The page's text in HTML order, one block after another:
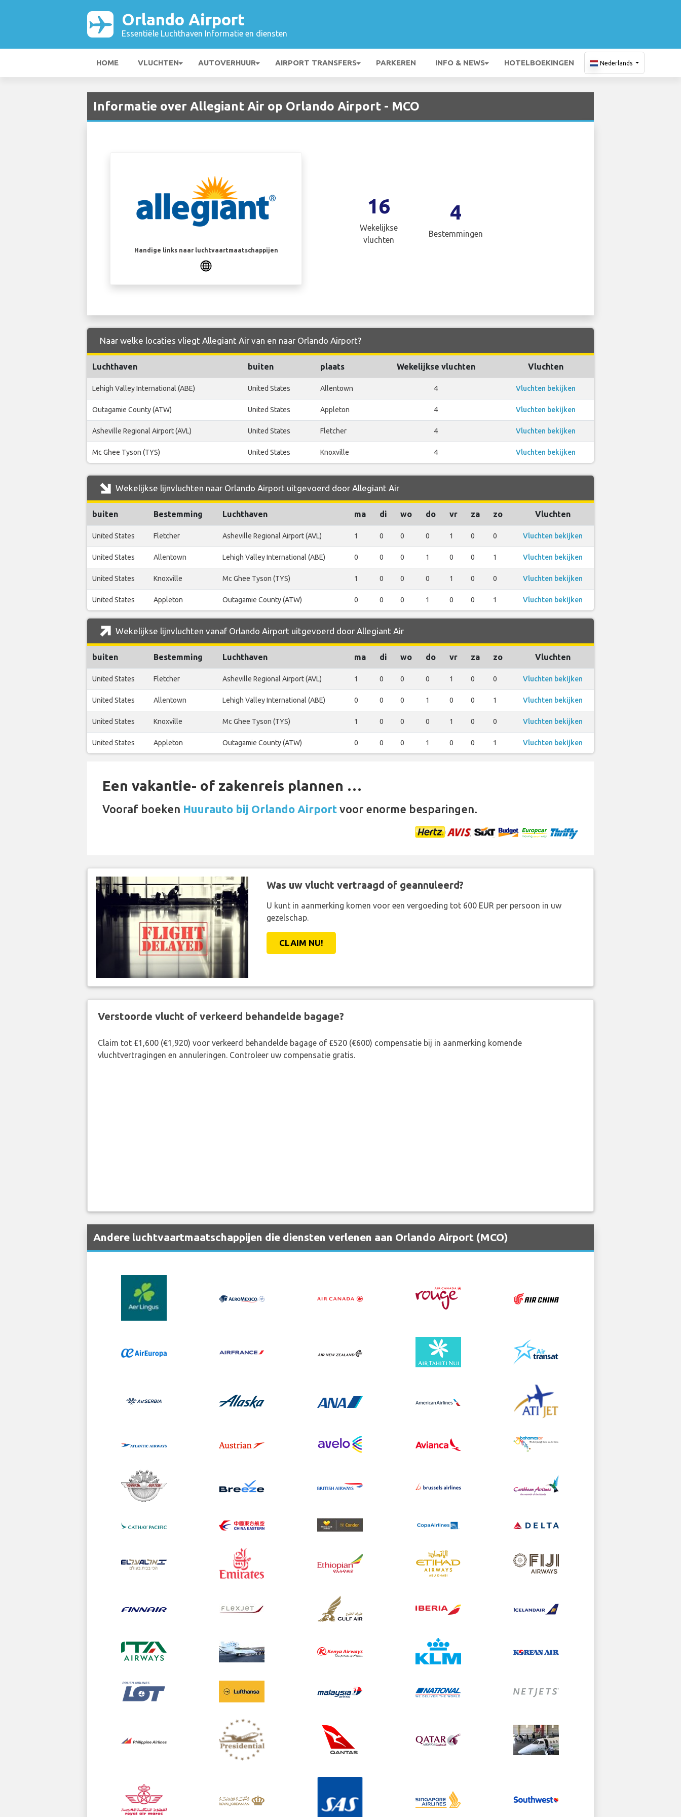
Orlando Airport
Essentiële Luchthaven Informatie en diensten
HOME VLUCHTEN AUTOVERHUUR AIRPORT TRANSFERS PARKEREN INFO & NEWS HOTELBOEKINGEN Nederlands
Informatie over Allegiant Air op Orlando Airport - MCO
Handige links naar luchtvaartmaatschappijen
16
Wekelijkse
vluchten
4
Bestemmingen
Naar welke locaties vliegt Allegiant Air van en naar Orlando Airport?
Luchthaven buiten plaats Wekelijkse vluchten Vluchten
Lehigh Valley International (ABE) United States Allentown 4 Vluchten bekijken
Outagamie County (ATW) United States Appleton 4 Vluchten bekijken
Asheville Regional Airport (AVL) United States Fletcher 4 Vluchten bekijken
Mc Ghee Tyson (TYS) United States Knoxville 4 Vluchten bekijken
Wekelijkse lijnvluchten naar Orlando Airport uitgevoerd door Allegiant Air
buiten Bestemming Luchthaven ma di wo do vr za zo Vluchten
United States Fletcher Asheville Regional Airport (AVL) 1 0 0 0 1 0 0 Vluchten bekijken
United States Allentown Lehigh Valley International (ABE) 0 0 0 1 0 0 1 Vluchten bekijken
United States Knoxville Mc Ghee Tyson (TYS) 1 0 0 0 1 0 0 Vluchten bekijken
United States Appleton Outagamie County (ATW) 0 0 0 1 0 0 1 Vluchten bekijken
Wekelijkse lijnvluchten vanaf Orlando Airport uitgevoerd door Allegiant Air
buiten Bestemming Luchthaven ma di wo do vr za zo Vluchten
United States Fletcher Asheville Regional Airport (AVL) 1 0 0 0 1 0 0 Vluchten bekijken
United States Allentown Lehigh Valley International (ABE) 0 0 0 1 0 0 1 Vluchten bekijken
United States Knoxville Mc Ghee Tyson (TYS) 1 0 0 0 1 0 0 Vluchten bekijken
United States Appleton Outagamie County (ATW) 0 0 0 1 0 0 1 Vluchten bekijken
Een vakantie- of zakenreis plannen …
Vooraf boeken Huurauto bij Orlando Airport voor enorme besparingen.
Was uw vlucht vertraagd of geannuleerd?
U kunt in aanmerking komen voor een vergoeding tot 600 EUR per persoon in uw
gezelschap.
CLAIM NU!
Verstoorde vlucht of verkeerd behandelde bagage?
Claim tot £1,600 (€1,920) voor verkeerd behandelde bagage of £520 (€600) compensatie bij in aanmerking komende
vluchtvertragingen en annuleringen. Controleer uw compensatie gratis.
Andere luchtvaartmaatschappijen die diensten verlenen aan Orlando Airport (MCO)